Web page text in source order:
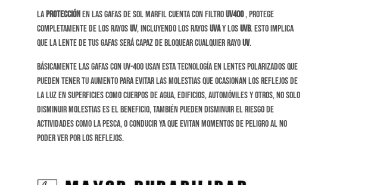
Laprotecciónen las gafas de sol Marfil cuenta con filtroUV400, protege
completamente de los rayosUV, incluyendo los rayosUVAy losUVB. Esto implica
que la lente de tus gafas será capaz de bloquear cualquier rayoUV.
Básicamente las gafas con UV-400 usan esta tecnología en lentes polarizados que
pueden tener tu aumento para evitar las molestias que ocasionan los reflejos de
la luz en superficies como cuerpos de agua, edificios, automóviles y otros, no solo
disminuir molestias es el beneficio, también pueden disminuir el riesgo de
actividades como lapesca, o conducir ya que evitan momentos de peligro al no
poder ver por los reflejos.